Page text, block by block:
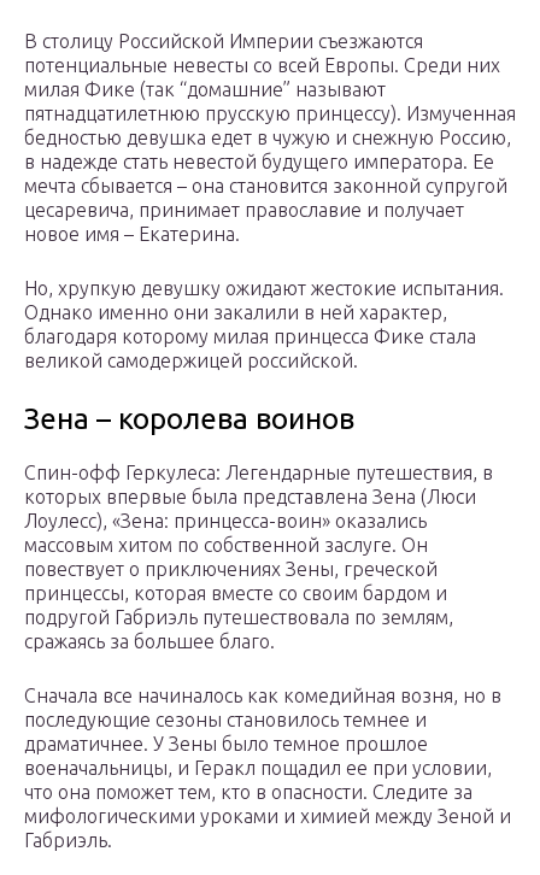
В столицу Российской Империи съезжаются
потенциальные невесты со всей Европы. Среди них
милая Фике (так “домашние” называют
пятнадцатилетнюю прусскую принцессу). Измученная
бедностью девушка едет в чужую и снежную Россию,
в надежде стать невестой будущего императора. Ее
мечта сбывается – она становится законной супругой
цесаревича, принимает православие и получает
новое имя – Екатерина.
Но, хрупкую девушку ожидают жестокие испытания.
Однако именно они закалили в ней характер,
благодаря которому милая принцесса Фике стала
великой самодержицей российской.
Зена – королева воинов
Спин-офф Геркулеса: Легендарные путешествия, в
которых впервые была представлена Зена (Люси
Лоулесс), «Зена: принцесса-воин» оказались
массовым хитом по собственной заслуге. Он
повествует о приключениях Зены, греческой
принцессы, которая вместе со своим бардом и
подругой Габриэль путешествовала по землям,
сражаясь за большее благо.
Сначала все начиналось как комедийная возня, но в
последующие сезоны становилось темнее и
драматичнее. У Зены было темное прошлое
военачальницы, и Геракл пощадил ее при условии,
что она поможет тем, кто в опасности. Следите за
мифологическими уроками и химией между Зеной и
Габриэль.